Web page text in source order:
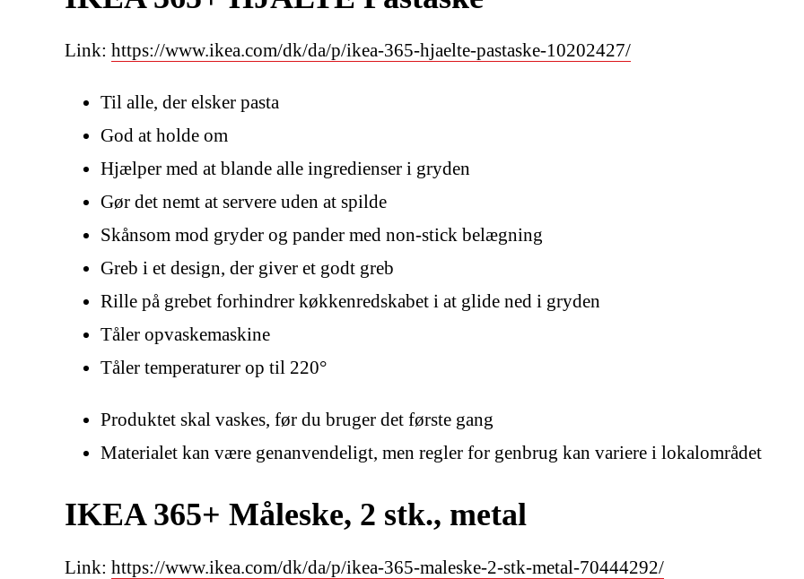
Link: https://www.ikea.com/dk/da/p/ikea-365-hjaelte-pastaske-10202427/
Til alle, der elsker pasta
God at holde om
Hjælper med at blande alle ingredienser i gryden
Gør det nemt at servere uden at spilde
Skånsom mod gryder og pander med non-stick belægning
Greb i et design, der giver et godt greb
Rille på grebet forhindrer køkkenredskabet i at glide ned i gryden
Tåler opvaskemaskine
Tåler temperaturer op til 220°
Produktet skal vaskes, før du bruger det første gang
Materialet kan være genanvendeligt, men regler for genbrug kan variere i lokalområdet
IKEA 365+ Måleske, 2 stk., metal
Link: https://www.ikea.com/dk/da/p/ikea-365-maleske-2-stk-metal-70444292/